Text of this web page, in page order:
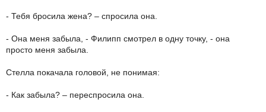
- Тебя бросила жена? – спросила она.
- Она меня забыла, - Филипп смотрел в одну точку, - она
просто меня забыла.
Стелла покачала головой, не понимая:
- Как забыла? – переспросила она.